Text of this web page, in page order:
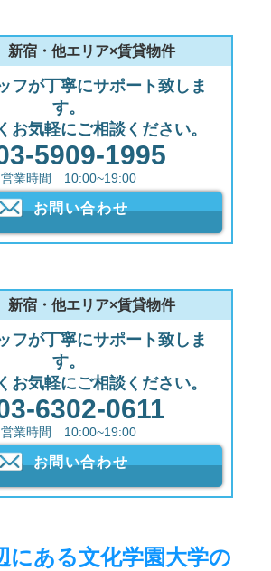
新宿・他エリア×賃貸物件
フが丁寧にサポート致しま
す。
お気軽にご相談ください。
5909-1995
営業時間 10:00~19:00
お問い合わせ
新宿・他エリア×賃貸物件
フが丁寧にサポート致しま
す。
お気軽にご相談ください。
6302-0611
営業時間 10:00~19:00
お問い合わせ
にある文化学園大学の